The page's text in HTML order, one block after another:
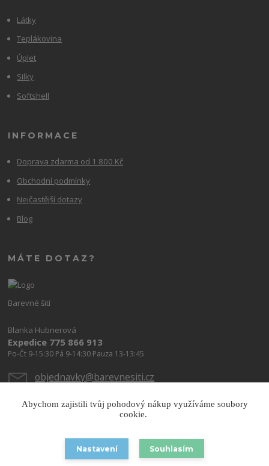
Látky
Teplákovina
Úplet
Silky
Softshell
INFORMACE
Doprava zdarma od 1 800 Kč
Obchodní podmínky
Nejčastější dotazy
Blog
MÁTE DOTAZ?
Barevné šití
Blanka Hubnerová
Expedice 775 866 913
Po-Čt 9-15:30 Pá 9-14:30 Pauza 13-13:45
objednavky@barevnesiti.cz
Abychom zajistili tvůj pohodový nákup využíváme soubory
cookie.
Nastavení Souhlasím